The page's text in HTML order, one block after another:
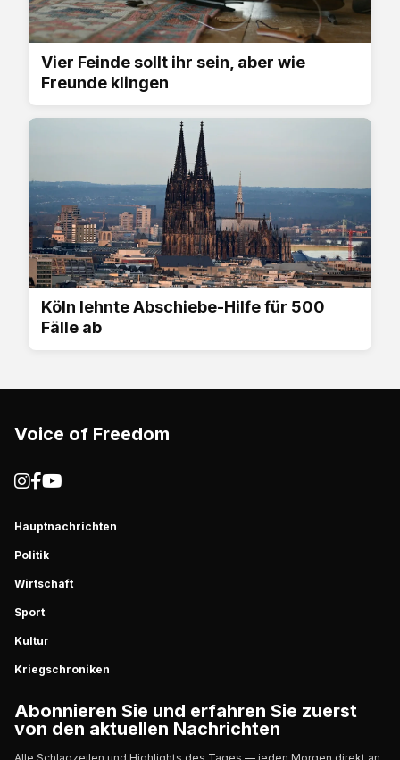
Vier Feinde sollt ihr sein, aber wie
Freunde klingen
Köln lehnte Abschiebe-Hilfe für 500
Fälle ab
Voice of Freedom
Hauptnachrichten
Politik
Wirtschaft
Sport
Kultur
Kriegschroniken
Abonnieren Sie und erfahren Sie zuerst
von den aktuellen Nachrichten